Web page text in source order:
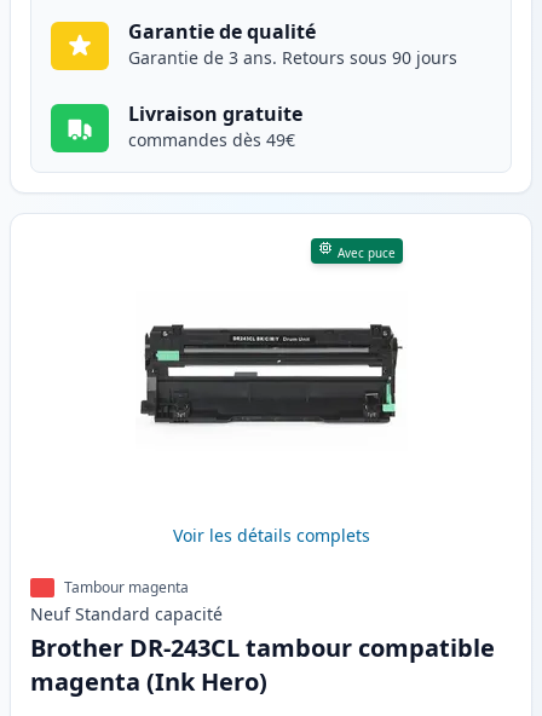
Garantie de qualité
Garantie de 3 ans. Retours sous 90 jours
Livraison gratuite
commandes dès 49€
Avec puce
Voir les détails complets
Tambour magenta
Neuf Standard capacité
Brother DR-243CL tambour compatible
magenta (Ink Hero)